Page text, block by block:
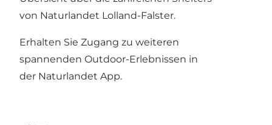
von Naturlandet Lolland-Falster.
Erhalten Sie Zugang zu weiteren
spannenden Outdoor-Erlebnissen in
der Naturlandet App.